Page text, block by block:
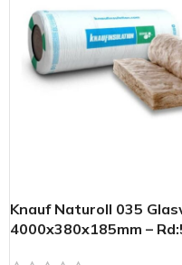
Knauf Naturoll 035
4000x380x185mm –